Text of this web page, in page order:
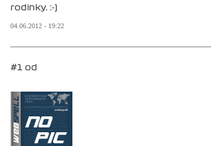
rodinky. :-)
04.06.2012 - 19:22
#1 od